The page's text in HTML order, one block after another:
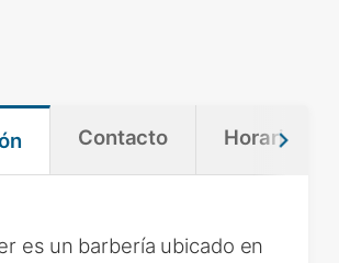
Contacto Horario
es un barbería ubicado en